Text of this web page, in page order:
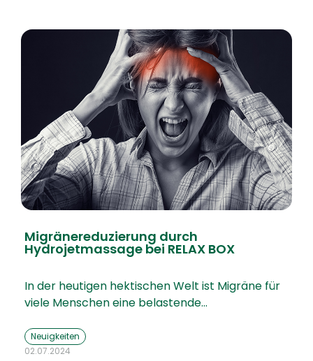
Migränereduzierung durch
Hydrojetmassage bei RELAX BOX
In der heutigen hektischen Welt ist Migräne für
viele Menschen eine belastende…
Neuigkeiten
02.07.2024